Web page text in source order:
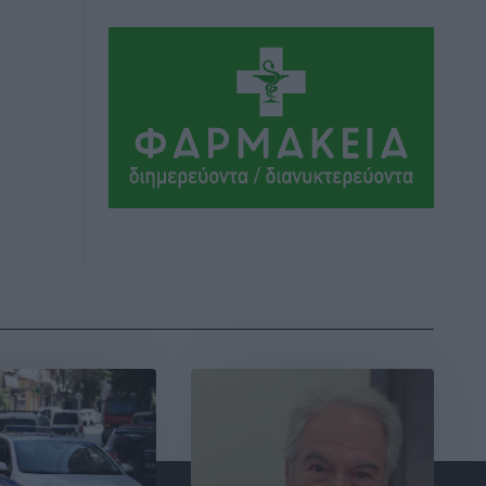
Η Μανίσα πήρε Buie και Davis
πριν 3 ώρες
εμπειρία, επιστημονική γνώση και
σύγχρονες μεθόδους»
Αθλητικά• πριν 3 ώρες
Πολιτιστικά
Την άρση των εμποδίων για την άμεση